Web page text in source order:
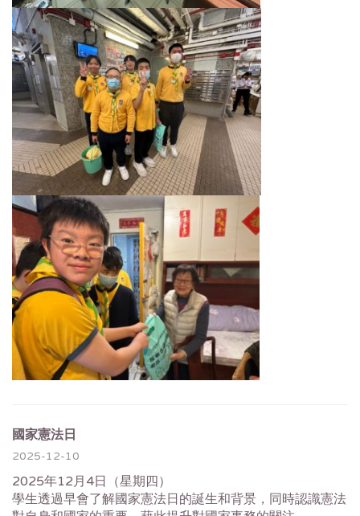
國家憲法日
2025-12-10
2025年12月4日（星期四）
學生透過早會了解國家憲法日的誕生和背景，同時認識憲法